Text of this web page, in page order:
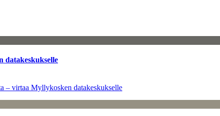
datakeskukselle
– virtaa Myllykosken datakeskukselle